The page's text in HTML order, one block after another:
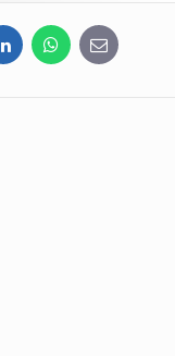
LinkedInWhatsApp
E-
mail